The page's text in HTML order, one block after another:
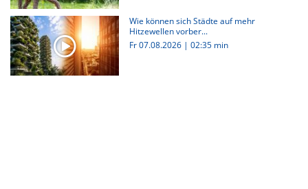
Wie können sich Städte auf mehr
Hitzewellen vorber...
Fr 07.08.2026 | 02:35 min